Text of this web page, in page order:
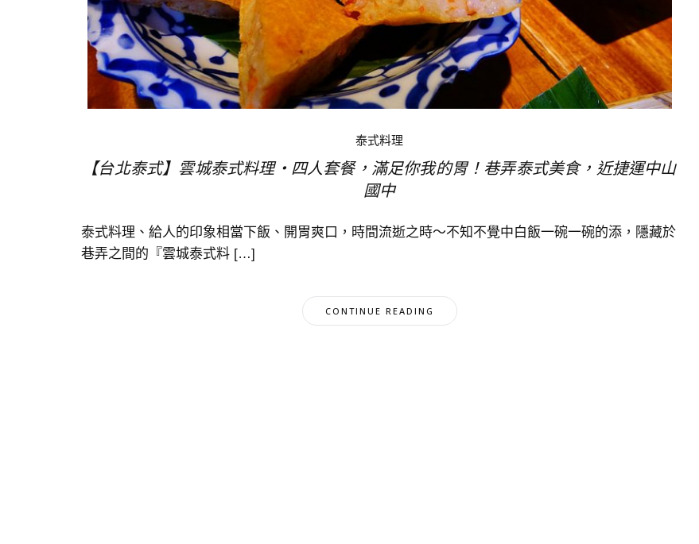
泰式料理
【台北泰式】雲城泰式料理‧四人套餐，滿足你我的胃！巷弄泰式美食，近捷運中山
國中
泰式料理、給人的印象相當下飯、開胃爽口，時間流逝之時～不知不覺中白飯一碗一碗的添，隱藏於
巷弄之間的『雲城泰式料 […]
CONTINUE READING